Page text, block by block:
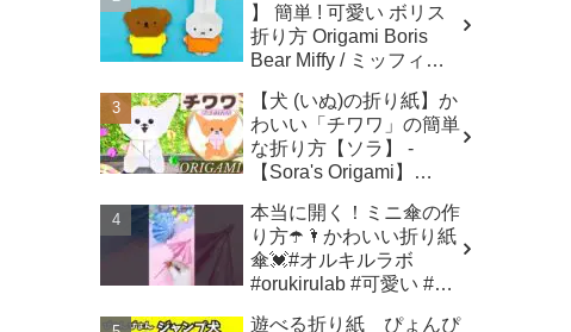
】 簡単 ! 可愛い ボリス
折り方 Origami Boris
Bear Miffy / ミッフィー
Aoi's origami
【犬 (いぬ)の折り紙】か
わいい「チワワ」の簡単
な折り方【ソラ】 -
【Sora's Origami】
本当に開く！ミニ傘の作
り方☂️🌂かわいい折り紙
傘💓#オルキルラボ
#orukirulab #可愛い #折
遊べる折り紙 ぴょんぴ